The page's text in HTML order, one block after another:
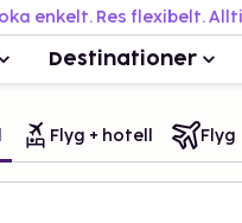
enkelt. Res flexibelt.
Destinationer
Flyg + hotell Flyg